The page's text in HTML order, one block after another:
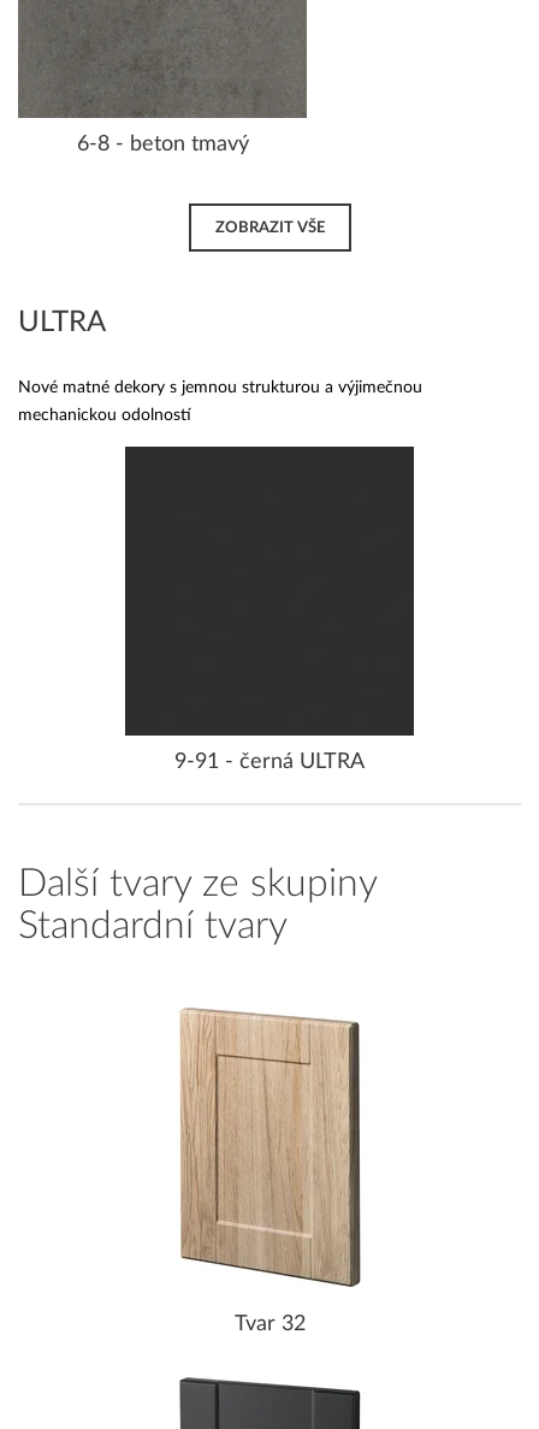
6-8 - beton tmavý
ZOBRAZIT VŠE
ULTRA
Nové matné dekory s jemnou strukturou a výjimečnou
mechanickou odolností
9-91 - černá ULTRA
Další tvary ze skupiny
Standardní tvary
Tvar 32